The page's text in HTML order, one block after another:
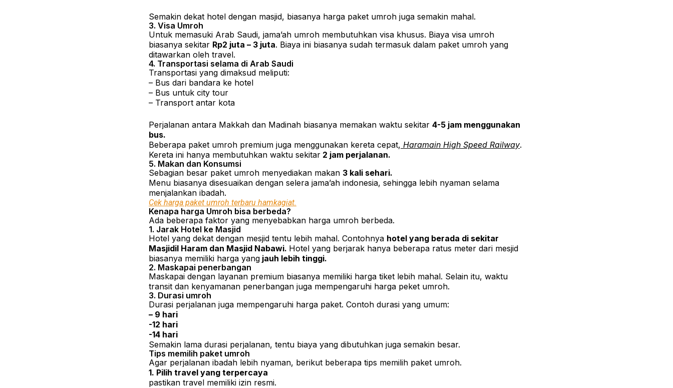
Semakin dekat hotel dengan masjid, biasanya harga paket umroh juga semakin mahal.
3. Visa Umroh
Untuk memasuki Arab Saudi, jama’ah umroh membutuhkan visa khusus. Biaya visa umroh
biasanya sekitar Rp2 juta – 3 juta. Biaya ini biasanya sudah termasuk dalam paket umroh yang
ditawarkan oleh travel.
4. Transportasi selama di Arab Saudi
Transportasi yang dimaksud meliputi:
– Bus dari bandara ke hotel
– Bus untuk city tour
– Transport antar kota
Perjalanan antara Makkah dan Madinah biasanya memakan waktu sekitar 4-5 jam menggunakan
bus.
Beberapa paket umroh premium juga menggunakan kereta cepat, Haramain High Speed Railway.
Kereta ini hanya membutuhkan waktu sekitar 2 jam perjalanan.
5. Makan dan Konsumsi
Sebagian besar paket umroh menyediakan makan 3 kali sehari.
Menu biasanya disesuaikan dengan selera jama’ah indonesia, sehingga lebih nyaman selama
menjalankan ibadah.
Cek harga paket umroh terbaru hamkagiat.
Kenapa harga Umroh bisa berbeda?
Ada beberapa faktor yang menyebabkan harga umroh berbeda.
1. Jarak Hotel ke Masjid
Hotel yang dekat dengan mesjid tentu lebih mahal. Contohnya hotel yang berada di sekitar
Masjidil Haram dan Masjid Nabawi. Hotel yang berjarak hanya beberapa ratus meter dari mesjid
biasanya memiliki harga yang jauh lebih tinggi.
2. Maskapai penerbangan
Maskapai dengan layanan premium biasanya memiliki harga tiket lebih mahal. Selain itu, waktu
transit dan kenyamanan penerbangan juga mempengaruhi harga peket umroh.
3. Durasi umroh
Durasi perjalanan juga mempengaruhi harga paket. Contoh durasi yang umum:
– 9 hari
-12 hari
-14 hari
Semakin lama durasi perjalanan, tentu biaya yang dibutuhkan juga semakin besar.
Tips memilih paket umroh
Agar perjalanan ibadah lebih nyaman, berikut beberapa tips memilih paket umroh.
1. Pilih travel yang terpercaya
pastikan travel memiliki izin resmi.